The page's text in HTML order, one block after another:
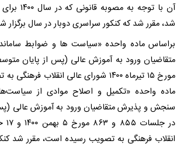
آن با
شد، مقرر شد که کنکور سراسری دوبار در سال برگزار
براساس ماده واحده «سیاست ها و ضوابط
مورخ ۱۵ تیرماه ۱۴۰۰ شورای عالی
ماده واحده «تکمیل و اصلاح موادی از
سنجش و پذیرش متقاضیان ورود به آموزش عالی
انقلاب فرهنگی به تصویب رسیده است، مقرر شد